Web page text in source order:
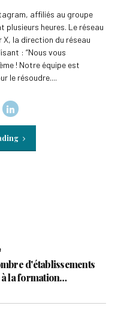
affiliés au groupe
plusieurs heures. Le réseau
X, la direction du réseau
: “Nous vous
! Notre équipe est
le résoudre....
d'établissements
la formation